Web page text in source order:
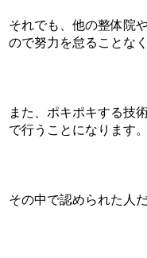
それでも、他の整体院
ので努力を怠ることな
また、ポキポキする技
で行うことになります。
その中で認められた人だ